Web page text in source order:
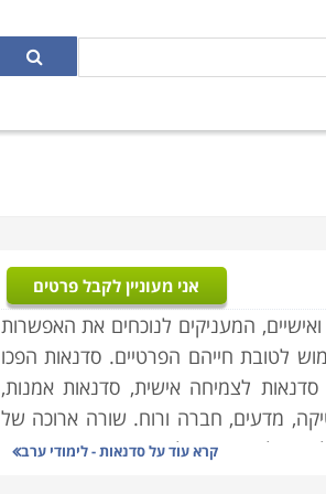
אני מעוניין לקבל פרטים
המעניקים לנוכחים את האפשרות
לטובת חייהם הפרטיים. סדנאות הפכו
סדנאות לצמיחה אישית, סדנאות אמנות,
מדעים, חברה ורוח. שורה ארוכה של
לדעת יותר, להתנסות.
קרא עוד עלסדנאות - לימודי ערב